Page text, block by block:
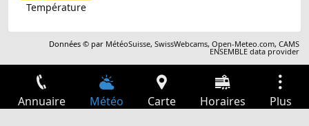
Température
Données © par MétéoSuisse,SwissWebcams,Open-Meteo.com,CAMS
ENSEMBLE data provider
Annuaire Météo Carte Horaires Plus